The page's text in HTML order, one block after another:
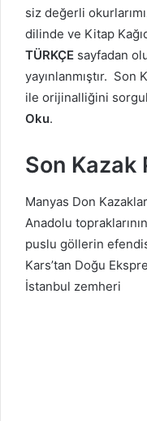
siz değerli
dilinde ve Kitap
TÜRKÇE sayfadan
yayınlanmıştır. Son
ile orijinalliğini
Oku.
Son Kazak
Manyas Don
Anadolu
puslu göllerin
Kars’tan Doğu
İstanbul zemheri